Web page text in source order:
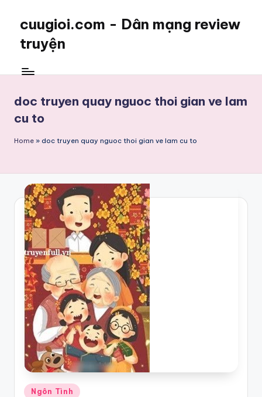
cuugioi.com - Dân mạng review
truyện
doc truyen quay nguoc thoi gian ve lam
cu to
Home » doc truyen quay nguoc thoi gian ve lam cu to
Posted
Ngôn Tình